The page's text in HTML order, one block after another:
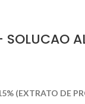
SOLUCAO
(EXTRATO DE